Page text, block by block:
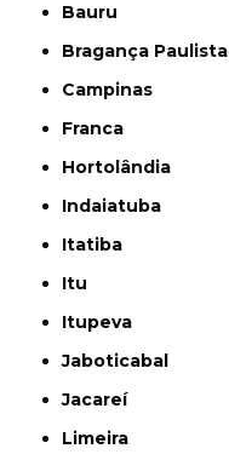
Bauru
Bragança Paulista
Campinas
Franca
Hortolândia
Indaiatuba
Itatiba
Itu
Itupeva
Jaboticabal
Jacareí
Limeira